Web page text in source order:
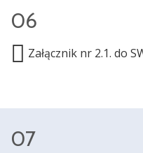
06
Załącznik nr 2.1. do
07